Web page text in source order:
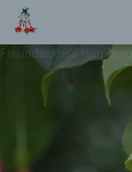
Freundeskreis Hamburg